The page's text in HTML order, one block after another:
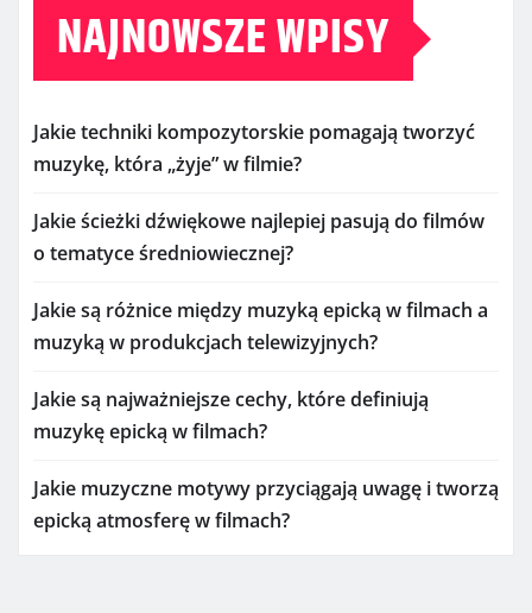
NAJNOWSZE WPISY
Jakie techniki kompozytorskie pomagają tworzyć
muzykę, która „żyje” w filmie?
Jakie ścieżki dźwiękowe najlepiej pasują do filmów
o tematyce średniowiecznej?
Jakie są różnice między muzyką epicką w filmach a
muzyką w produkcjach telewizyjnych?
Jakie są najważniejsze cechy, które definiują
muzykę epicką w filmach?
Jakie muzyczne motywy przyciągają uwagę i tworzą
epicką atmosferę w filmach?